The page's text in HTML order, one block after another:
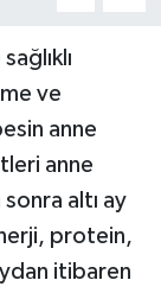
ve
anne
anne
altı ay
protein,
itibaren